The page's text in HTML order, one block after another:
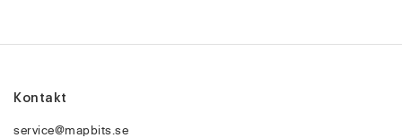
Kontakt
service@mapbits.se